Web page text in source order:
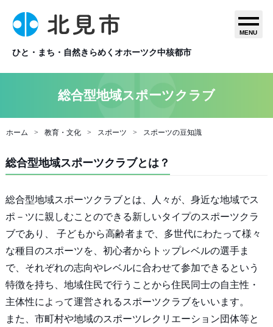
ひと・まち・自然きらめくオホーツク中核都市
MENU
総合型地域スポーツクラブ
ホーム 教育・文化 スポーツ スポーツの豆知識
総合型地域スポーツクラブとは？
総合型地域スポーツクラブとは、人々が、身近な地域でス
ポ－ツに親しむことのできる新しいタイプのスポーツクラ
ブであり、 子どもから高齢者まで、多世代にわたって様々
な種目のスポーツを、初心者からトップレベルの選手ま
で、それぞれの志向やレベルに合わせて参加できるという
特徴を持ち、地域住民で行うことから住民同士の自主性・
主体性によって運営されるスポーツクラブをいいます。
また、市町村や地域のスポーツレクリエーション団体等と